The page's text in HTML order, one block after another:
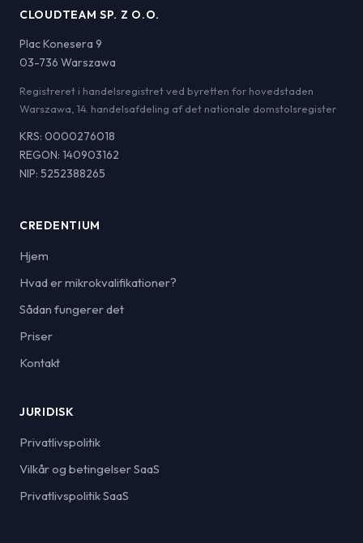
CLOUDTEAM SP. Z O.O.
Plac Konesera 9
03-736 Warszawa
Registreret i handelsregistret ved byretten for hovedstaden
Warszawa, 14. handelsafdeling af det nationale domstolsregister
KRS: 0000276018
REGON: 140903162
NIP: 5252388265
CREDENTIUM
Hjem
Hvad er mikrokvalifikationer?
Sådan fungerer det
Priser
Kontakt
JURIDISK
Privatlivspolitik
Vilkår og betingelser SaaS
Privatlivspolitik SaaS